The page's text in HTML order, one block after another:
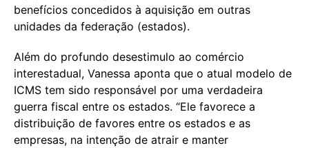
benefícios concedidos à aquisição em outras
unidades da federação (estados).
Além do profundo desestimulo ao comércio
interestadual, Vanessa aponta que o atual modelo de
ICMS tem sido responsável por uma verdadeira
guerra fiscal entre os estados. “Ele favorece a
distribuição de favores entre os estados e as
empresas, na intenção de atrair e manter